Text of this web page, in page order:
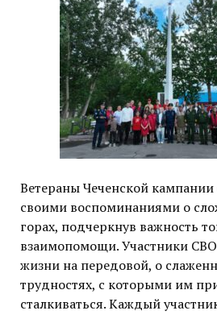
Ветераны Чеченской
своими воспоминаниями о
горах, подчеркнув важность
взаимопомощи. Участники СВО
жизни на передовой, о
трудностях, с которыми им
сталкиваться. Каждый